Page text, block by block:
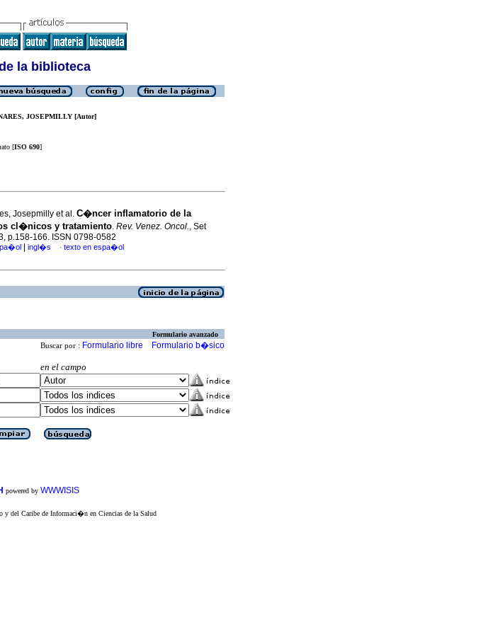
la biblioteca
JOSEPMILLY [Autor]
[ISO 690]
Josepmilly et al. C�ncer inflamatorio de la
cl�nicos y tratamiento. Rev. Venez. Oncol., Set
p.158-166. ISSN 0798-0582
ingl�s · texto en espa�ol
Formulario avanzado
Buscar por : Formulario libre Formulario b�sico
en el campo
powered by WWWISIS
y del Caribe de Informaci�n en Ciencias de la Salud